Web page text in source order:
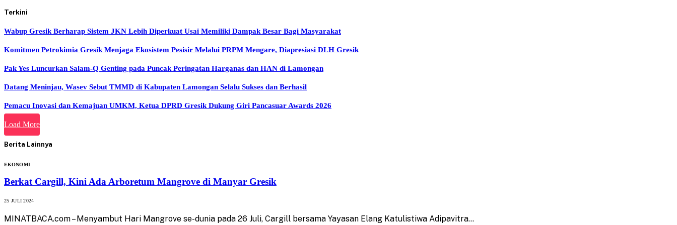
Terkini
Wabup Gresik Berharap Sistem JKN Lebih Diperkuat Usai Memiliki Dampak Besar Bagi Masyarakat
Komitmen Petrokimia Gresik Menjaga Ekosistem Pesisir Melalui PRPM Mengare, Diapresiasi DLH Gresik
Pak Yes Luncurkan Salam-Q Genting pada Puncak Peringatan Harganas dan HAN di Lamongan
Datang Meninjau, Wasev Sebut TMMD di Kabupaten Lamongan Selalu Sukses dan Berhasil
Pemacu Inovasi dan Kemajuan UMKM, Ketua DPRD Gresik Dukung Giri Pancasuar Awards 2026
Load More
Berita Lainnya
EKONOMI
Berkat Cargill, Kini Ada Arboretum Mangrove di Manyar Gresik
25 JULI 2024
MINATBACA.com – Menyambut Hari Mangrove se-dunia pada 26 Juli, Cargill bersama Yayasan Elang Katulistiwa Adipavitra…